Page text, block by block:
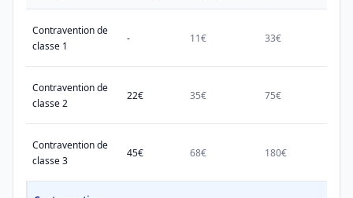
Contravention de
classe 1
- 11€ 33€
Contravention de
classe 2
22€ 35€ 75€
Contravention de
classe 3
45€ 68€ 180€